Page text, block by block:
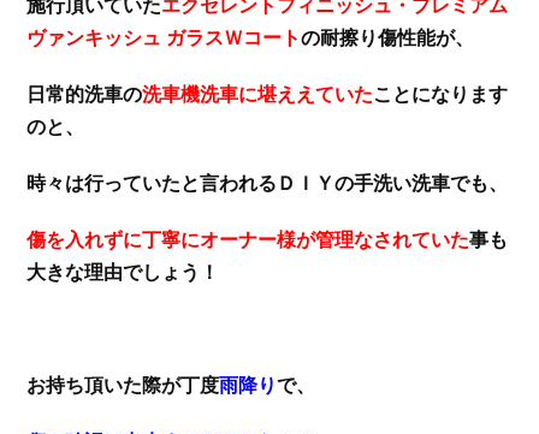
ヴァンキッシュ ガラスＷコートの耐擦り傷性能が、
日常的洗車の洗車機洗車に堪ええていたことになります
のと、
時々は行っていたと言われるＤＩＹの手洗い洗車でも、
傷を入れずに丁寧にオーナー様が管理なされていた事も
大きな理由でしょう！
お持ち頂いた際が丁度雨降りで、